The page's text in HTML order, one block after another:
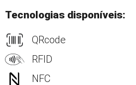
Tecnologias disponíveis:
QRcode
RFID
NFC